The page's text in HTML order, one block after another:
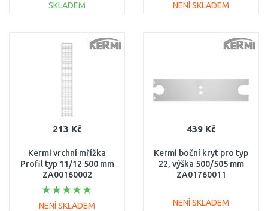
SKLADEM
Porovnat
NENÍ SKLADEM
213 Kč
Kermi vrchní mřížka
Profil typ 11/12 500 mm
ZA00160002
NENÍ SKLADEM
439 Kč
Kermi boční kryt pro typ
22, výška 500/505 mm
ZA01760011
NENÍ SKLADEM